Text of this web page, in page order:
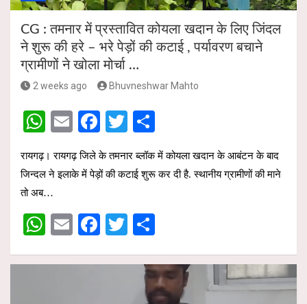
CG : तमनार में प्रस्तावित कोयला खदान के लिए जिंदल
ने शुरू की हरे – भरे पेड़ों की कटाई , पर्यावरण बचाने
ग्रामीणों ने खोला मोर्चा …
2 weeks ago Bhuvneshwar Mahto
W
at
A
p
p
E
m
ail
F
a
ce
o
o
k
T
wi
tt
er
h
ar
रायगढ़। रायगढ़ जिले के तमनार ब्लॉक में कोयला खदान के आबंटन के बाद
जिन्दल ने इलाके में पेड़ों की कटाई शुरू कर दी है. स्थानीय ग्रामीणों की माने
तो अब…
W
at
E
ail
F
ce
T
tt
er
ar
e